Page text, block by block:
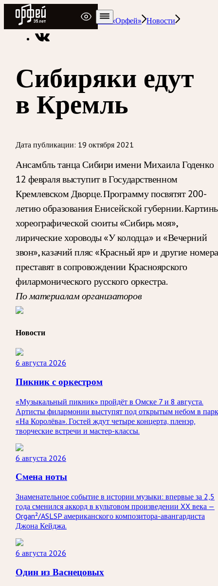
Радио Орфей
Радио классической музыки «Орфей» Новости
Сибиряки едут
в Кремль
Дата публикации: 19 октября 2021
Ансамбль танца Сибири имени Михаила Годенко
12 февраля выступит в Государственном
Кремлевском Дворце. Программу посвятят 200-
летию образования Енисейской губернии.
хореографической сюиты «Сибирь моя»,
лирические хороводы «У колодца» и «Вечерний
звон», казачий пляс «Красный яр» и другие номера
преставят в сопровождении Красноярского
филармонического русского оркестра.
По материалам организаторов
Новости
6 августа 2026
Пикник с оркестром
«Музыкальный пикник» пройдёт в Омске 7 и 8 августа.
Артисты филармонии выступят под открытым небом в
«На Королёва». Гостей ждут четыре концерта, пленэр,
творческие встречи и мастер-классы.
6 августа 2026
Смена ноты
Знаменательное событие в истории музыки: впервые за 2,5
года сменился аккорд в культовом произведении XX века —
Organ²/ASLSP американского композитора-авангардиста
Джона Кейджа.
6 августа 2026
Один из Васнецовых